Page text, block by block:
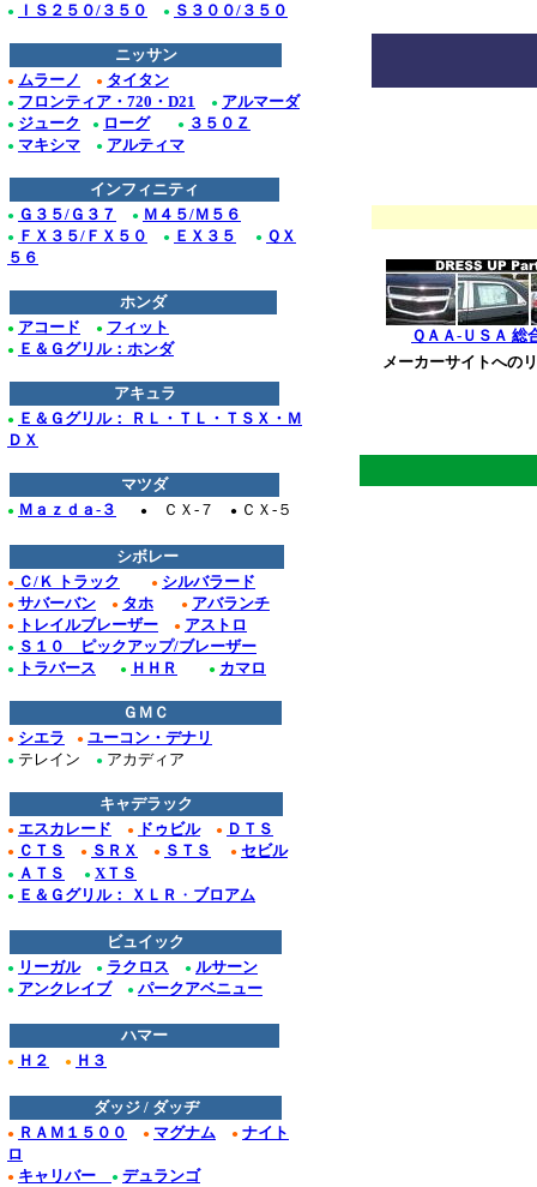
ＱＡＡ-ＵＳＡ 総
メーカーサイトへの
● ＩＳ２５０/３５０ ● Ｓ３００/３５０
ニッサン
● ムラーノ ● タイタン
● フロンティア・720・D21 ● アルマーダ
● ジューク ● ローグ ● ３５０Ｚ
● マキシマ ● アルティマ
インフィニティ
● Ｇ３５/Ｇ３７ ● Ｍ４５/Ｍ５６
● ＦＸ３５/ＦＸ５０ ● ＥＸ３５ ● ＱＸ
５６
ホンダ
● アコード ● フィット
● Ｅ＆Ｇグリル：ホンダ
アキュラ
●
Ｅ＆Ｇグリル： ＲＬ・ＴＬ・ＴＳＸ・Ｍ
ＤＸ
マツダ
● Ｍａｚｄａ-３ ● ＣＸ-７ ● ＣＸ-５
シボレー
● Ｃ/Ｋ トラック ● シルバラード
● サバーバン ● タホ ● アバランチ
● トレイルブレーザー ● アストロ
● Ｓ１０ ピックアップ/ブレーザー
● トラバース ● ＨＨＲ ● カマロ
ＧＭＣ
● シエラ ● ユーコン・デナリ
● テレイン ● アカディア
キャデラック
● エスカレード ● ドゥビル ● ＤＴＳ
● ＣＴＳ ● ＳＲＸ ● ＳＴＳ ● セビル
● ＡＴＳ ● XＴＳ
● Ｅ＆Ｇグリル： ＸＬＲ ・ ブロアム
ビュイック
● リーガル ● ラクロス ● ルサーン
● アンクレイブ ● パークアベニュー
ハマー
● Ｈ２ ● Ｈ３
ダッジ / ダッヂ
● ＲＡＭ１５００ ● マグナム ● ナイト
ロ
● キャリバー ● デュランゴ